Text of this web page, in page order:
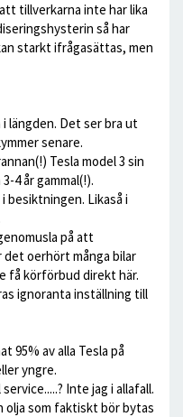
tillverkarna inte har lika
så har
starkt ifrågasättas, men
längden. Det ser bra ut
senare.
Tesla model 3 sin
4 år gammal(!).
besiktningen. Likaså i
på att
det oerhört många bilar
få körförbud direkt här.
ignoranta inställning till
95% av alla Tesla på
yngre.
Inte jag i allafall.
olja som faktiskt bör bytas